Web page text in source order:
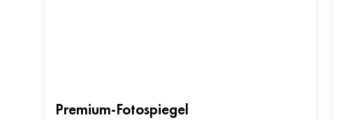
Premium-Fotospiegel